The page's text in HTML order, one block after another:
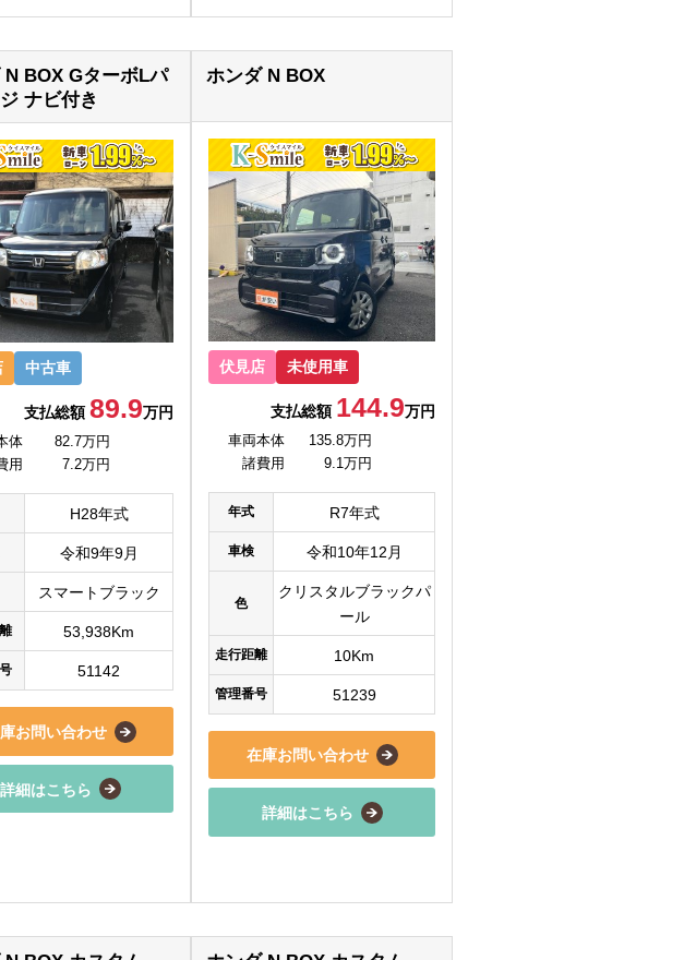
N BOX GターボLパ
ナビ付き
中古車
支払総額89.9万円
体
82.7万円
用
7.2万円
H28年式
令和9年9月
スマートブラック
53,938Km
51142
お問い合わせ
詳細はこちら
ホンダ N BOX
伏見店 未使用車
支払総額 144.9万円
車両本体
135.8万円
諸費用
9.1万円
年式 R7年式
車検 令和10年12月
色
クリスタルブラックパ
ール
走行距離 10Km
管理番号 51239
在庫お問い合わせ
詳細はこちら